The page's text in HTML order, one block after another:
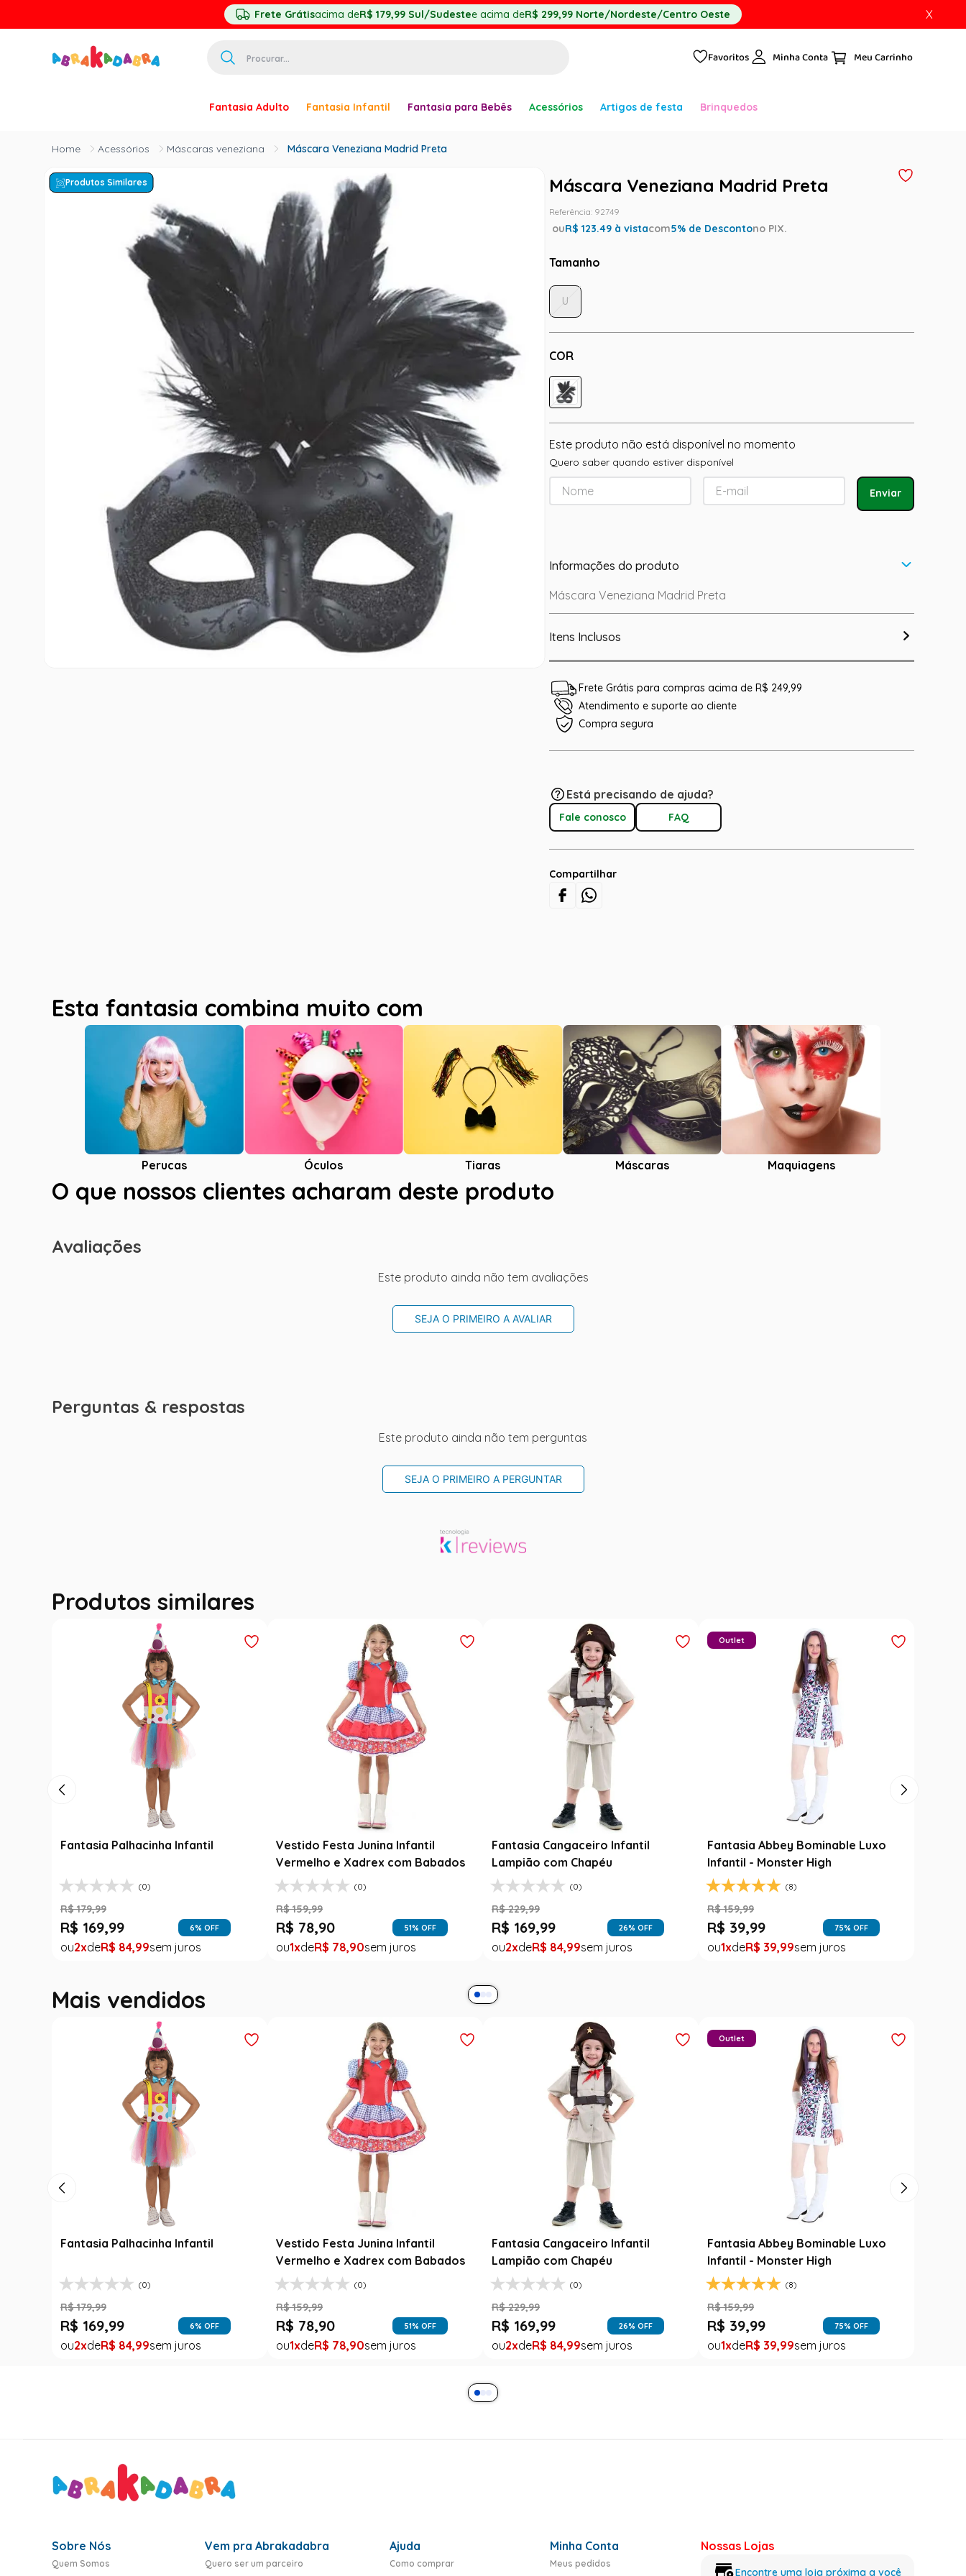
Frete Grátisacima deR$ 179,99 Sul/Sudestee acima deR$ 299,99 Norte/Nordeste/Centro Oeste X
Favoritos Minha Conta
Fantasia Adulto Fantasia Infantil Fantasia para Bebês Acessórios Artigos de festa Brinquedos
Acessórios Máscaras veneziana Máscara Veneziana Madrid Preta
Produtos Similares Máscara Veneziana Madrid Preta
Referência: 92749
ouR$123.49 à vistacom5% de Descontono PIX.
Tamanho
COR
U
Este produto não está disponível no momento
Quero saber quando estiver disponível
Enviar
Informações do produto
Máscara Veneziana Madrid Preta
Itens Inclusos
Frete Grátis para compras acima de R$ 249,99
Atendimento e suporte ao cliente
Compra segura
Está precisando de ajuda?
Fale conosco FAQ
Compartilhar
Esta fantasia combina muito com
Perucas Óculos Tiaras Máscaras Maquiagens
O que nossos clientes acharam deste produto
Avaliações
Este produto ainda não tem avaliações
SEJA O PRIMEIRO A AVALIAR
Perguntas & respostas
Este produto ainda não tem perguntas
SEJA O PRIMEIRO A PERGUNTAR
Produtos similares
Fantasia Palhacinha Infantil
(0)
R$ 179,99
R$ 169,99 6% OFF
2 R$ 84,99
Vestido Festa Junina Infantil
Vermelho e Xadrex com Babados
(0)
R$ 159,99
R$ 78,90 51% OFF
1 R$ 78,90
Fantasia Cangaceiro Infantil
Lampião com Chapéu
(0)
R$ 229,99
R$ 169,99 26% OFF
2 R$ 84,99
Fantasia Abbey Bominable Luxo
Infantil - Monster High
(8)
Outlet
R$ 159,99
R$ 39,99 75% OFF
1 R$ 39,99
Mais vendidos
Fantasia Palhacinha Infantil
(0)
R$ 179,99
R$ 169,99 6% OFF
2 R$ 84,99
Vestido Festa Junina Infantil
Vermelho e Xadrex com Babados
(0)
R$ 159,99
R$ 78,90 51% OFF
1 R$ 78,90
Fantasia Cangaceiro Infantil
Lampião com Chapéu
(0)
R$ 229,99
R$ 169,99 26% OFF
2 R$ 84,99
Fantasia Abbey Bominable Luxo
Infantil - Monster High
(8)
Outlet
R$ 159,99
R$ 39,99 75% OFF
1 R$ 39,99
Sobre Nós
Quem Somos
Vem pra Abrakadabra
Quero ser um parceiro
Ajuda
Como comprar
Minha Conta
Meus pedidos
Nossas Lojas
Encontre uma loja próxima a você
princesa
paquita
harry potter
palhaço
7º
mascara
10